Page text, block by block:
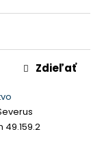
Zdieľať